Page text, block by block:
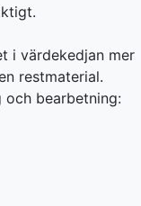
i värdekedjan mer
restmaterial.
och bearbetning: